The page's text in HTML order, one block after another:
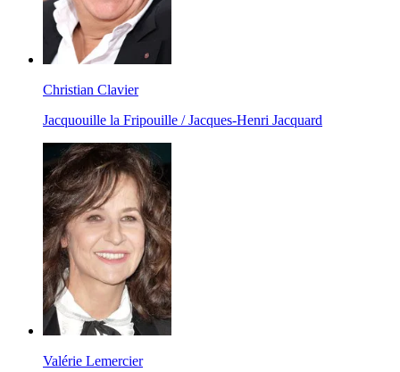
Christian Clavier
Jacquouille la Fripouille / Jacques-Henri Jacquard
Valérie Lemercier